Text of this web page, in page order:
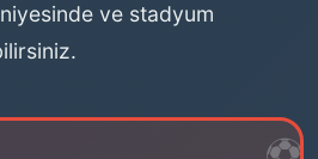
ve stadyum